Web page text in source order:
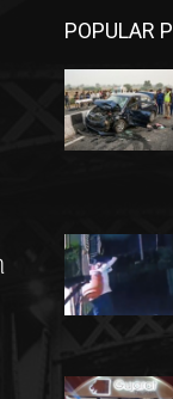
POPULAR